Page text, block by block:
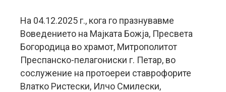
На 04.12.2025 г., кога го празнувавме
Воведението на Мајката Божја, Пресвета
Богородица во храмот, Митрополитот
Преспанско-пелагониски г. Петар, во
сослужение на протоереи ставрофорите
Влатко Ристески, Илчо Смилески,